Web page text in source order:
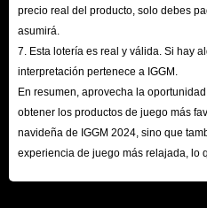
por ranura (slot) y rareza. Estos son
game, optimizar atributos y apoyar
consumibles como comida o
ventajas temporales cruciales para el
Niveles de Rareza en AoC
precio real del producto, solo debes
asumirá.
7. Esta lotería es real y válida. Si hay
interpretación pertenece a IGGM.
En resumen, aprovecha la
obtener los productos de juego más
navideña de IGGM 2024, sino que
experiencia de juego más relajada, lo